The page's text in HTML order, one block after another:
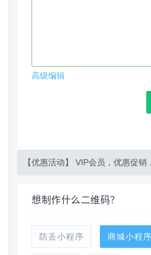
高级编辑
【优惠活动】 VIP会员，优惠促销
想制作什么二维码？
防丢小程序 商城小程序